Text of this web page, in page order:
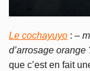
Le cochayuyo : –
d’arrosage orange
que c’est en fait